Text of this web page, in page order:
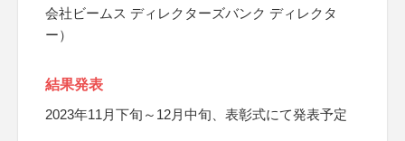
会社ビームス ディレクターズバンク ディレクタ
ー）
結果発表
2023年11月下旬～12月中旬、表彰式にて発表予定